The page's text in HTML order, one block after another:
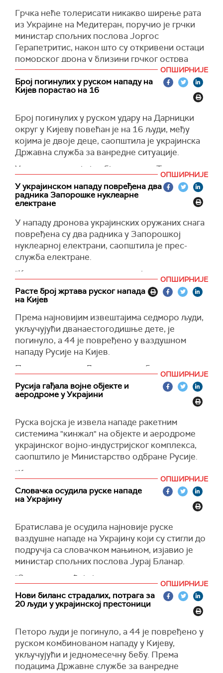
од 1.100 хектара шуме, преносеРИА Новости
(Танјуг, Риа Новости)
Грчка неће толерисати никакво ширење рата
из Украјине на Медитеран, поручио је грчки
министар спољних послова Јоргос
Герапетритис, након што су откривени остаци
поморског дрона у близини грчког острва
Лефкада.
Он је порулчио да Средоземно море мора
остати зона мира и да ће грчке власти
војних операција, јавља Катимерини.
Грчке власти сумњају да је у питању био
украјински дрон-камиказа типа "Мамај"
опремљен експлозивом, који је наводно
циљао руски брод у Средоземном мору.
(Танјуг)
ОПШИРНИЈЕ
Број погинулих у руском нападу на
Кијев порастао на 16
Број погинулих у руском удару на Дарницки
округ у Кијеву повећан је на 16 људи, међу
којима је двоје деце, саопштила је украјинска
Државна служба за ванредне ситуације.
У саопштењу које је објављено на Телеграму
наводи се да су операције потраге и
спасавања у округу Дарница у Кијеву у току,
као и да су у те операције укључена и три тима
(Укринформ)
ОПШИРНИЈЕ
У украјинском нападу повређена два
радника Запорошке нуклеарне
електране
У нападу дронова украјинских оружаних снага
повређена су два радника у Запорошкој
нуклеарној електрани, саопштила је прес-
служба електране.
"Као резултат напада у подручју поред
Запорошке нуклеарне електране, 100 метара
од периметра станице, два запослена су
повређена у аутомобилу, док су били на
дужности", наводи се на Телеграм каналу
Запорошке нуклеарне електране, преносе
РИА Новости.
У саопштењу се наводи да је украјинска војска
извршила више напада, што је отежавало
евакуацију жртава.
(Танјуф, РИА Новости)
ОПШИРНИЈЕ
Расте број жртава руског напада
на Кијев
Према најновијим извештајима седморо људи,
укључујући дванаестогодишње дете, је
погинуло, а 44 је повређено у ваздушном
нападу Русије на Кијев.
Према подацима Државне службе за ванредне
ситуације у току је потрага за још 20 људи у
рушевинама украјинске престонице.
ОПШИРНИЈЕ
Русија гађала војне објекте и
аеродроме у Украјини
Руска војска је извела нападе ракетним
системима "кинжал" на објекте и аеродроме
украјинског војно-индустријског комплекса,
саопштило је Министарство одбране Русије.
"Као одговор на терористичке нападе
Украјине на цивилне циљеве у Русији, руске
оружане снаге су покренуле масовни удар
користећи прецизно оружје дугог домета, с
аеробалистичке хиперсоничне ракете
"кинжал", објавило је министарство.
Прецизирано је да су удари изведени као
одговор на украјинске нападе на цивилне
циљеве у Русији. Мете су укључивале објекте
украјинског војно-индустријског комплекса,
војне аеродроме и објекте инфраструктуре за
гориво и транспорт које користе украјинске
оружане снаге (Украјинске оружане снаге).
Руски војни ресор је нагласио да су сви
одређени циљеви погођени и да су циљеви
удара постигнути.
ОПШИРНИЈЕ
Словачка осудила руске нападе
на Украјину
Братислава је осудила најновије руске
ваздушне нападе на Украјину који су стигли до
подручја са словачком мањином, изјавио је
министар спољних послова Јурај Бланар.
"Словачка осуђује јучерашње и данашње
масовне ваздушненападе Руске Федерације
на украјинској територији који су стигли чак до
Ужгорода у Закарпатској области близу
живи значајна словачка мањина", рекао је
Бланар.
(Reuters)
ОПШИРНИЈЕ
Нови биланс страдалих, потрага за
20 људи у украјинској престоници
Петоро људи је погинуло, а 44 је повређено у
руском комбинованом нападу у Кијеву,
укључујући и једномесечну бебу. Према
подацима Државне службе за ванредне